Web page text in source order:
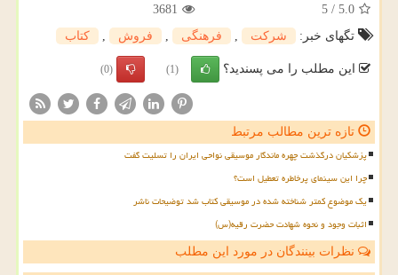
5.0
/
5
3681
تگهای خبر:
شركت فرهنگی فروش كتاب
این مطلب را می پسندید؟ (1)
(0)
تازه ترین مطالب مرتبط
پزشکیان درگذشت چهره ماندگار موسیقی نواحی ایران را تسلیت گفت
چرا این سینمای پرخاطره تعطیل است؟
یک موضوع کمتر شناخته شده در موسیقی کتاب شد توضیحات ناشر
اثبات وجود و نحوه شهادت حضرت رقیه(س)
نظرات بینندگان در مورد این مطلب